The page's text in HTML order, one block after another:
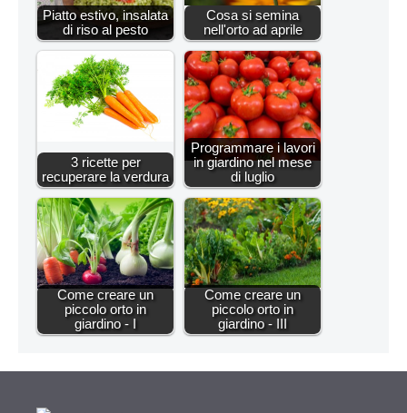
Piatto estivo, insalata
di riso al pesto
Cosa si semina
nell'orto ad aprile
3 ricette per
recuperare la verdura
Programmare i lavori
in giardino nel mese
di luglio
Come creare un
piccolo orto in
giardino - I
Come creare un
piccolo orto in
giardino - III